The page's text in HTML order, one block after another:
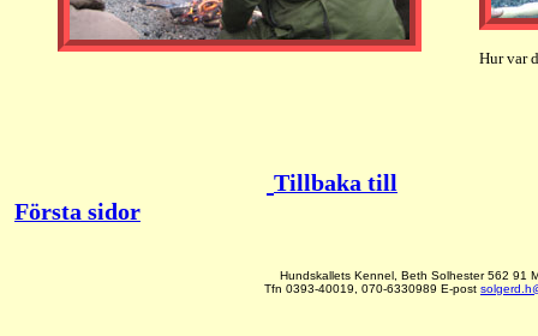
Hur var
Tillbaka till
Första sidor
Hundskallets Kennel, Beth Solhester 562 91
Tfn 0393-40019 070-6330989 E-post